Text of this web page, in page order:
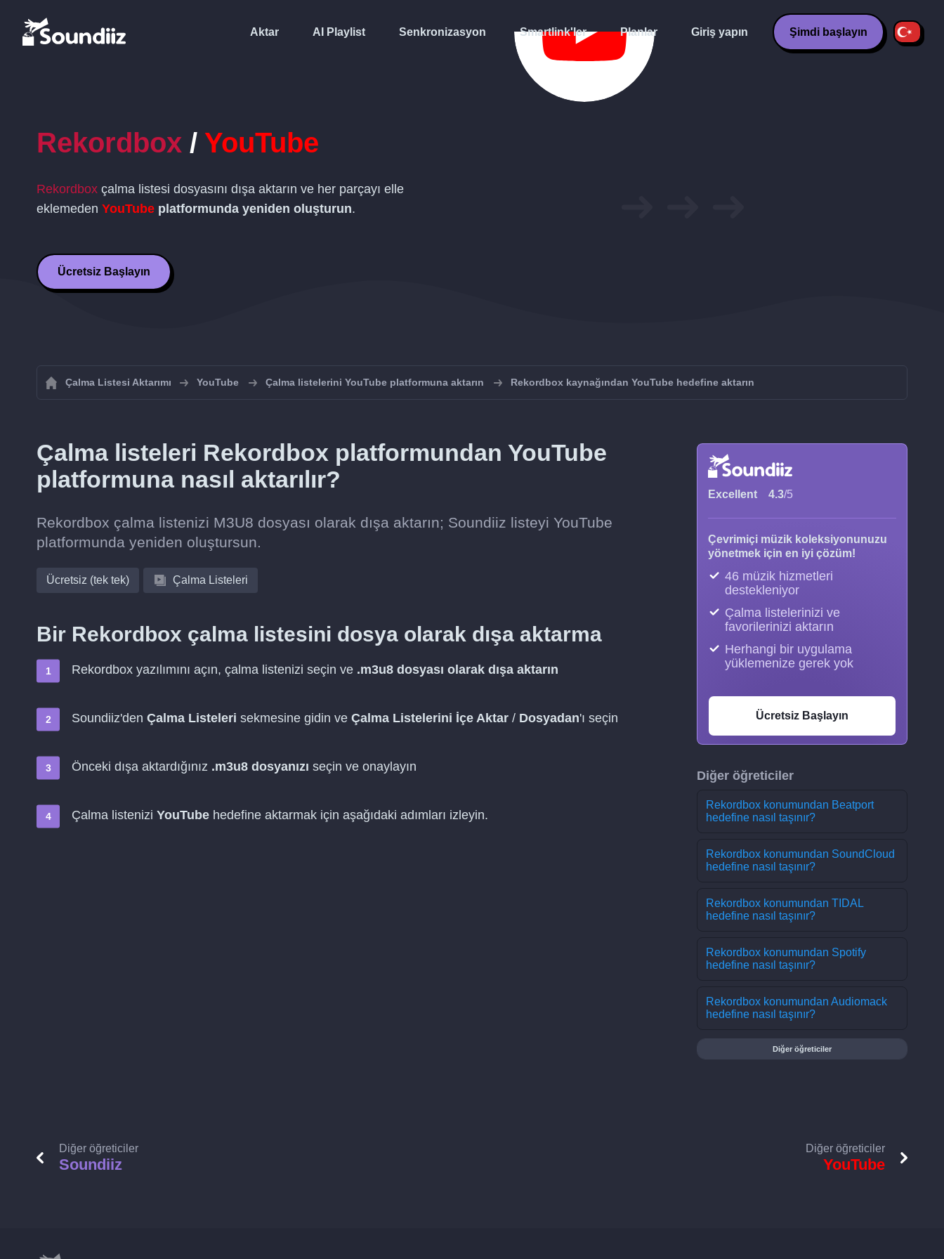
Aktar AI Playlist Senkronizasyon Smartlink'ler Planlar Giriş yapın Şimdi başlayın
Rekordbox / YouTube
Rekordbox çalma listesi dosyasını dışa aktarın ve her parçayı elle
eklemeden YouTube platformunda yeniden oluşturun.
Ücretsiz Başlayın
Çalma Listesi Aktarımı YouTube Çalma listelerini YouTube platformuna aktarın Rekordbox kaynağından YouTube hedefine aktarın
Çalma listeleri Rekordbox platformundan YouTube
platformuna nasıl aktarılır?
Rekordbox çalma listenizi M3U8 dosyası olarak dışa aktarın; Soundiiz listeyi YouTube
platformunda yeniden oluştursun.
Ücretsiz (tek tek) Çalma Listeleri
Bir Rekordbox çalma listesini dosya olarak dışa aktarma
Rekordbox yazılımını açın, çalma listenizi seçin ve .m3u8 dosyası olarak dışa aktarın
Soundiiz'den Çalma Listeleri sekmesine gidin ve Çalma Listelerini İçe Aktar / Dosyadan'ı seçin
Önceki dışa aktardığınız .m3u8 dosyanızı seçin ve onaylayın
Çalma listenizi YouTube hedefine aktarmak için aşağıdaki adımları izleyin.
Excellent 4.3/5
Çevrimiçi müzik koleksiyonunuzu
yönetmek için en iyi çözüm!
46 müzik hizmetleri
destekleniyor
Çalma listelerinizi ve
favorilerinizi aktarın
Herhangi bir uygulama
yüklemenize gerek yok
Ücretsiz Başlayın
Diğer öğreticiler
Rekordbox konumundan Beatport
hedefine nasıl taşınır?
Rekordbox konumundan SoundCloud
hedefine nasıl taşınır?
Rekordbox konumundan TIDAL
hedefine nasıl taşınır?
Rekordbox konumundan Spotify
hedefine nasıl taşınır?
Rekordbox konumundan Audiomack
hedefine nasıl taşınır?
Diğer öğreticiler
Diğer öğreticiler
Soundiiz
Diğer öğreticiler
YouTube